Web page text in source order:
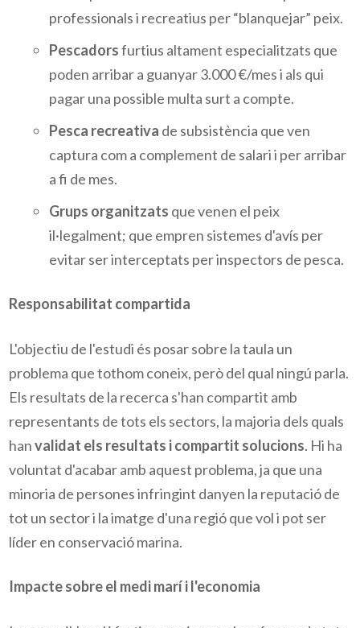
professionals i recreatius per “blanquejar” peix.
Pescadorsfurtius altament especialitzats que
poden arribar a guanyar 3.000 €/mes i als qui
pagar una possible multa surt a compte.
Pesca recreativa de subsistència que ven
captura com a complement de salari i per arribar
a fi de mes.
Grups organitzats que venen el peix
il·legalment; que empren sistemes d'avís per
evitar ser interceptats per inspectors de pesca.
Responsabilitat compartida
L'objectiu de l'estudi és posar sobre la taula un
problema que tothom coneix, però del qual ningú parla.
Els resultats de la recerca s'han compartit amb
representants de tots els sectors, la majoria dels quals
hanvalidat els resultats i compartit solucions. Hi ha
voluntat d'acabar amb aquest problema, ja que una
minoria de persones infringint danyen la reputació de
tot un sector i la imatge d'una regió que vol i pot ser
líder en conservació marina.
Impacte sobre el medi marí i l'economia